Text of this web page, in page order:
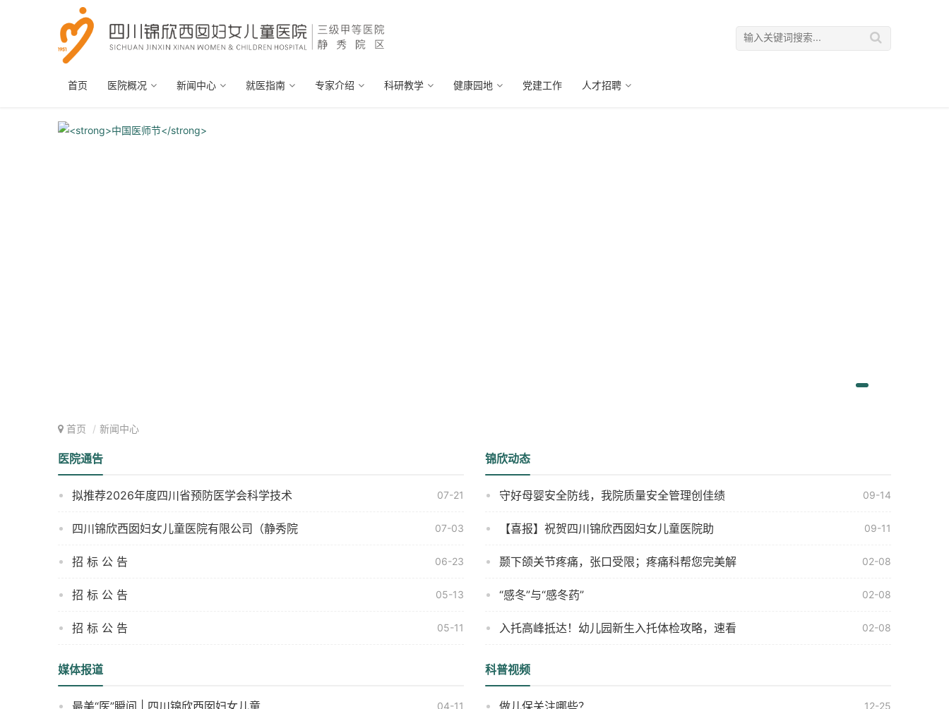
首页 医院概况 新闻中心 就医指南 专家介绍 科研教学 健康园地 党建工作 人才招聘
首页 新闻中心
医院通告
07-21
拟推荐2026年度四川省预防医学会科学技术
07-03
四川锦欣西囡妇女儿童医院有限公司（静秀院
06-23
招 标 公 告
05-13
招 标 公 告
05-11
招 标 公 告
锦欣动态
09-14
守好母婴安全防线，我院质量安全管理创佳绩
09-11
【喜报】祝贺四川锦欣西囡妇女儿童医院助
02-08
颞下颌关节疼痛，张口受限；疼痛科帮您完美解
02-08
“感冬”与“感冬药”
02-08
入托高峰抵达！幼儿园新生入托体检攻略，速看
媒体报道
04-11
最美“医”瞬间 | 四川锦欣西囡妇女儿童
科普视频
12-25
做儿保关注哪些？